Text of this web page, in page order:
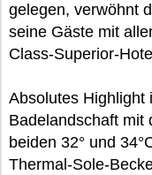
gelegen, verwöhnt
seine Gäste mit
Class-Superior-
Absolutes Highlight
Badelandschaft mit
beiden 32° und
Thermal-Sole-